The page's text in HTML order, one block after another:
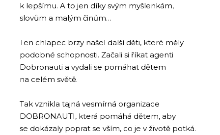
k lepšímu. A to jen díky svým myšlenkám,
slovům a malým činům…
Ten chlapec brzy našel další děti, které měly
podobné schopnosti. Začali si říkat agenti
Dobronauti a vydali se pomáhat dětem
na celém světě.
Tak vznikla tajná vesmírná organizace
DOBRONAUTI, která pomáhá dětem, aby
se dokázaly poprat se vším, co je v životě potká.